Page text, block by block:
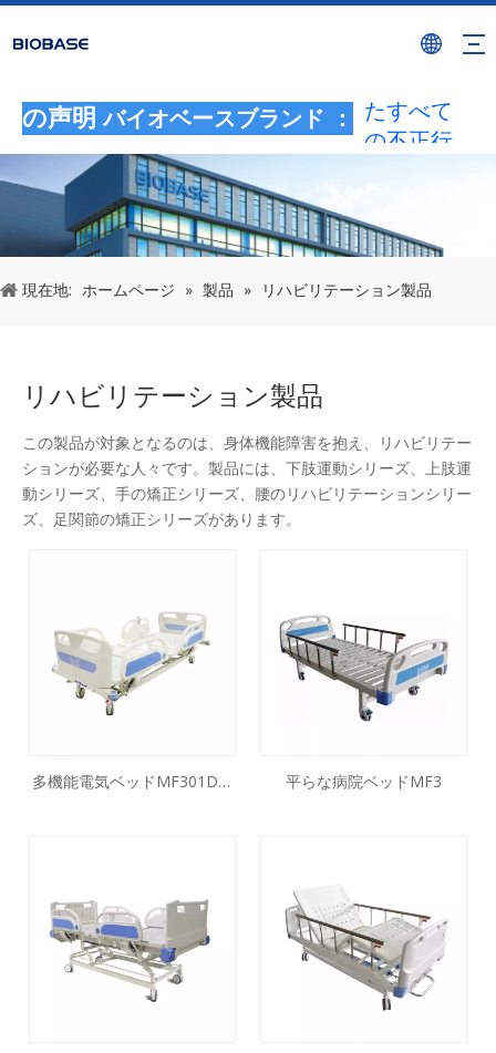
の声明バイオベースブランド ：
ブランド
たすべて
の不正行
とみなさ
れます。
BIOBASE
現在地: ホームページ » 製品 » リハビリテーション製品
リハビリテーション製品
この製品が対象となるのは、身体機能障害を抱え、リハビリテー
ションが必要な人々です。製品には、下肢運動シリーズ、上肢運
動シリーズ、手の矯正シリーズ、腰のリハビリテーションシリー
ズ、足関節の矯正シリーズがあります。
多機能電気ベッドMF301DS-
平らな病院ベッドMF3